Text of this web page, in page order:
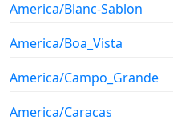
America/Blanc-Sablon
America/Boa_Vista
America/Campo_Grande
America/Caracas